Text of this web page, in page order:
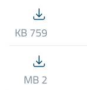
759 KB
2 MB